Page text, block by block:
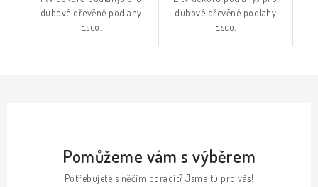
dubové dřevěné podlahy
Esco.
dubové dřevěné podlahy
Esco.
Pomůžeme vám s výběrem
Potřebujete s něčím poradit? Jsme tu pro vás!